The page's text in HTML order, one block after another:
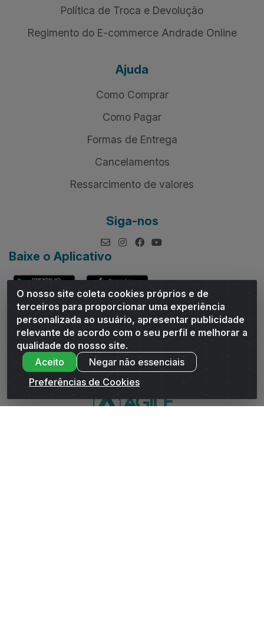
O nosso site coleta cookies próprios e de
terceiros para proporcionar uma experiência
personalizada ao usuário, apresentar publicidade
relevante de acordo com o seu perfil e melhorar a
qualidade do nosso site.
Aceito
Negar não essenciais
Preferências de Cookies
Política de Troca e Devolução
Regimento do E-commerce Andrade Online
Ajuda
Como Comprar
Como Pagar
Formas de Entrega
Cancelamentos
Ressarcimento de valores
Siga-nos
Baixe o Aplicativo
Andrade Distribuidor - ROD AL 110, n° 1401 - Sitio Moco,
Arapiraca/AL - CEP 57319-300 - CNPJ 10.667.481/0001-47